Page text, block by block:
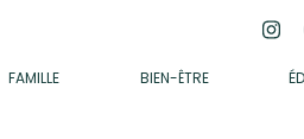
FAMILLE BIEN-ÊTRE